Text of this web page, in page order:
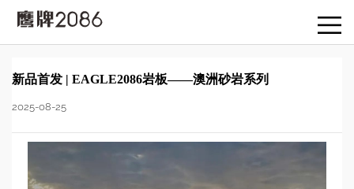
新品首发 | EAGLE2086岩板——澳洲砂岩系列
2025-08-25